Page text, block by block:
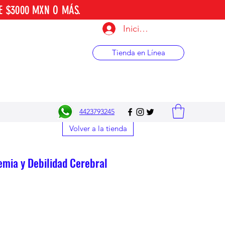
Iniciar sesión
Tienda en Línea
4423793245
$3000 MXN O MÁS.
Volver a la tienda
y Debilidad Cerebral